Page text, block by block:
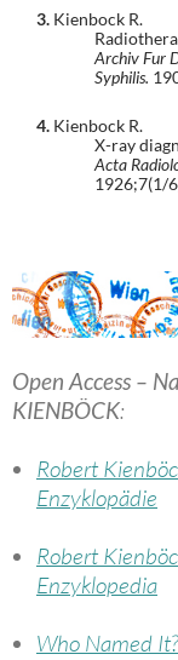
3. Kienbock R.
Archiv Fur
Syphilis.
4. Kienbock R.
X-ray
Acta
1926;7(1/
Open Access –
KIENBÖCK:
Robert
Enzyklopädie
Robert
Enzyklopedia
Who Named It?